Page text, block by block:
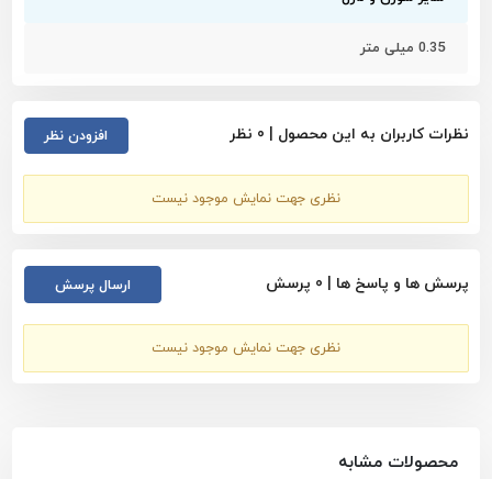
SP-35C
SP-35F
مشاهده تمام محصولات برند
اسپارمکس - Sparmax
لوازم جانبی ایربراش - اسپارمکس -
0.35 میلی متر
نظرات کاربران به این محصول | 0 نظر افزودن نظر
نظری جهت نمایش موجود نیست
پرسش ها و پاسخ ها | 0 پرسش ارسال پرسش
نظری جهت نمایش موجود نیست
محصولات مشابه